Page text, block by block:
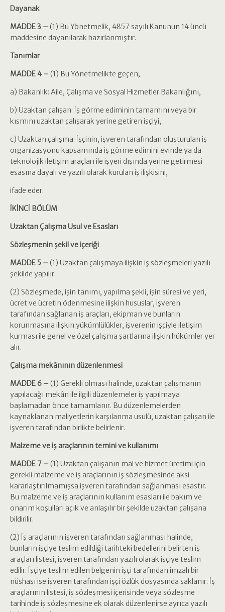
Dayanak
MADDE 3 – (1) Bu Yönetmelik, 4857 sayılı Kanunun 14 üncü
maddesine dayanılarak hazırlanmıştır.
Tanımlar
MADDE 4 – (1) Bu Yönetmelikte geçen;
a) Bakanlık: Aile, Çalışma ve Sosyal Hizmetler Bakanlığını,
b) Uzaktan çalışan: İş görme ediminin tamamını veya bir
kısmını uzaktan çalışarak yerine getiren işçiyi,
c) Uzaktan çalışma: İşçinin, işveren tarafından oluşturulan iş
organizasyonu kapsamında iş görme edimini evinde ya da
teknolojik iletişim araçları ile işyeri dışında yerine getirmesi
esasına dayalı ve yazılı olarak kurulan iş ilişkisini,
ifade eder.
İKİNCİ BÖLÜM
Uzaktan Çalışma Usul ve Esasları
Sözleşmenin şekil ve içeriği
MADDE 5 – (1) Uzaktan çalışmaya ilişkin iş sözleşmeleri yazılı
şekilde yapılır.
(2) Sözleşmede; işin tanımı, yapılma şekli, işin süresi ve yeri,
ücret ve ücretin ödenmesine ilişkin hususlar, işveren
tarafından sağlanan iş araçları, ekipman ve bunların
korunmasına ilişkin yükümlülükler, işverenin işçiyle iletişim
kurması ile genel ve özel çalışma şartlarına ilişkin hükümler yer
alır.
Çalışma mekânının düzenlenmesi
MADDE 6 – (1) Gerekli olması halinde, uzaktan çalışmanın
yapılacağı mekân ile ilgili düzenlemeler iş yapılmaya
başlamadan önce tamamlanır. Bu düzenlemelerden
kaynaklanan maliyetlerin karşılanma usulü, uzaktan çalışan ile
işveren tarafından birlikte belirlenir.
Malzeme ve iş araçlarının temini ve kullanımı
MADDE 7 – (1) Uzaktan çalışanın mal ve hizmet üretimi için
gerekli malzeme ve iş araçlarının iş sözleşmesinde aksi
kararlaştırılmamışsa işveren tarafından sağlanması esastır.
Bu malzeme ve iş araçlarının kullanım esasları ile bakım ve
onarım koşulları açık ve anlaşılır bir şekilde uzaktan çalışana
bildirilir.
(2) İş araçlarının işveren tarafından sağlanması halinde,
bunların işçiye teslim edildiği tarihteki bedellerini belirten iş
araçları listesi, işveren tarafından yazılı olarak işçiye teslim
edilir. İşçiye teslim edilen belgenin işçi tarafından imzalı bir
nüshası ise işveren tarafından işçi özlük dosyasında saklanır. İş
araçlarının listesi, iş sözleşmesi içerisinde veya sözleşme
tarihinde iş sözleşmesine ek olarak düzenlenirse ayrıca yazılı